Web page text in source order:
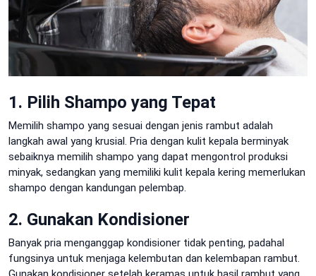
1. Pilih Shampo yang Tepat
Memilih shampo yang sesuai dengan jenis rambut adalah
langkah awal yang krusial. Pria dengan kulit kepala berminyak
sebaiknya memilih shampo yang dapat mengontrol produksi
minyak, sedangkan yang memiliki kulit kepala kering memerlukan
shampo dengan kandungan pelembap.
2. Gunakan Kondisioner
Banyak pria menganggap kondisioner tidak penting, padahal
fungsinya untuk menjaga kelembutan dan kelembapan rambut.